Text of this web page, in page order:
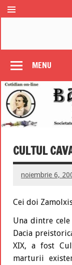
MENU
CULTUL
noiembrie 6,
Cei doi
Una dintre
Dacia
XIX, a fost
marturii